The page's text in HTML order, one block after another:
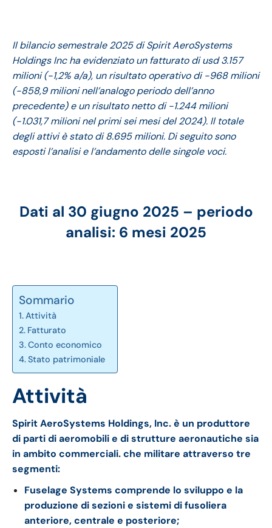
Il bilancio semestrale 2025 di Spirit AeroSystems
Holdings Inc ha evidenziato un fatturato di usd 3.157
milioni (-1,2% a/a), un risultato operativo di -968 milioni
(-858,9 milioni nell’analogo periodo dell’anno
precedente) e un risultato netto di -1.244 milioni
(-1.031,7 milioni nel primi sei mesi del 2024). Il totale
degli attivi è stato di 8.695 milioni. Di seguito sono
esposti l’analisi e l’andamento delle singole voci.
Dati al 30 giugno 2025 – periodo
analisi: 6 mesi 2025
Sommario
Attività
Fatturato
Conto economico
Stato patrimoniale
Attività
Spirit AeroSystems Holdings, Inc. è un produttore
di parti di aeromobili e di strutture aeronautiche sia
in ambito commerciali. che militare attraverso tre
segmenti:
Fuselage Systems comprende lo sviluppo e la
produzione di sezioni e sistemi di fusoliera
anteriore, centrale e posteriore;